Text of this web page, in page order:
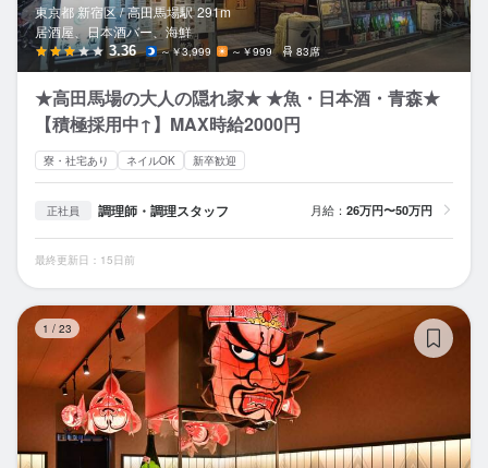
東京都 新宿区 / 高田馬場駅 291m
居酒屋、日本酒バー、海鮮
3.36 ～￥3,999 ～￥999 83席
★高田馬場の大人の隠れ家★ ★魚・日本酒・青森★
【積極採用中↑】MAX時給2000円
寮・社宅あり ネイルOK 新卒歓迎
正社員 調理師・調理スタッフ 月給： 26万円〜50万円
最終更新日：15日前
1 / 23